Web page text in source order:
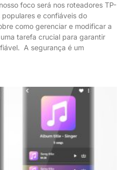
foco será nos roteadores TP-
e confiáveis do
como gerenciar e modificar a
tarefa crucial para garantir
A segurança é um